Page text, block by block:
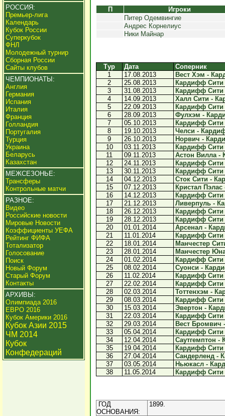
РОССИЯ:
Премьер-лига
Календарь
Кубок России
Суперкубок
ФНЛ
Молодежный турнир
Сборная России
Сайты клубов
ЧЕМПИОНАТЫ:
Англия
Германия
Испания
Италия
Франция
Голландия
Португалия
Турция
Украина
Беларусь
Казахстан
МЕЖСЕЗОНЬЕ:
Трансферы
Контрольные матчи
РАЗНОЕ:
Видео
Российские новости
Мировые Новости
Коэффициенты УЕФА
Рейтинг ФИФА
Тотализатор
Голосование
Поиск
Новый Форум
Старый Форум
Контакты
АРХИВЫ:
Олимпиада 2016
ЕВРО 2016
Кубок Америки 2016
Кубок Азии 2015
ЧМ 2014
Кубок
Конфедераций
П
Игроки
Питер Одемвингие
Андрес Корнелиус
Ники Майнар
Тур Дата
Соперник
1
17.08.2013
Вест Хэм -
2
25.08.2013
Кардифф Сити
3
31.08.2013
Кардифф Сити
4
14.09.2013
Халл Сити -
5
22.09.2013
Кардифф Сити
6
28.09.2013
Фулхэм -
7
05.10.2013
Кардифф Сити
8
19.10.2013
Челси -
9
26.10.2013
Норвич -
10
03.11.2013
Кардифф Сити
11
09.11.2013
Астон Вилла -
12
24.11.2013
Кардифф Сити
13
30.11.2013
Кардифф Сити
14
04.12.2013
Сток Сити -
15
07.12.2013
Кристал
16
14.12.2013
Кардифф Сити
17
21.12.2013
Ливерпуль -
18
26.12.2013
Кардифф Сити
19
28.12.2013
Кардифф Сити
20
01.01.2014
Арсенал -
21
11.01.2014
Кардифф Сити
22
18.01.2014
Манчестер
23
28.01.2014
Манчестер
24
01.02.2014
Кардифф Сити
25
08.02.2014
Суонси -
26
11.02.2014
Кардифф Сити
27
22.02.2014
Кардифф Сити
28
02.03.2014
Тоттенхэм -
29
08.03.2014
Кардифф Сити
30
15.03.2014
Эвертон -
31
22.03.2014
Кардифф Сити
32
29.03.2014
Вест Бромвич
33
05.04.2014
Кардифф Сити
34
12.04.2014
Саутгемптон -
35
19.04.2014
Кардифф Сити
36
27.04.2014
Сандерленд -
37
03.05.2014
Ньюкасл -
38
11.05.2014 Кардифф Сити
ГОД
ОСНОВАНИЯ:
1899.